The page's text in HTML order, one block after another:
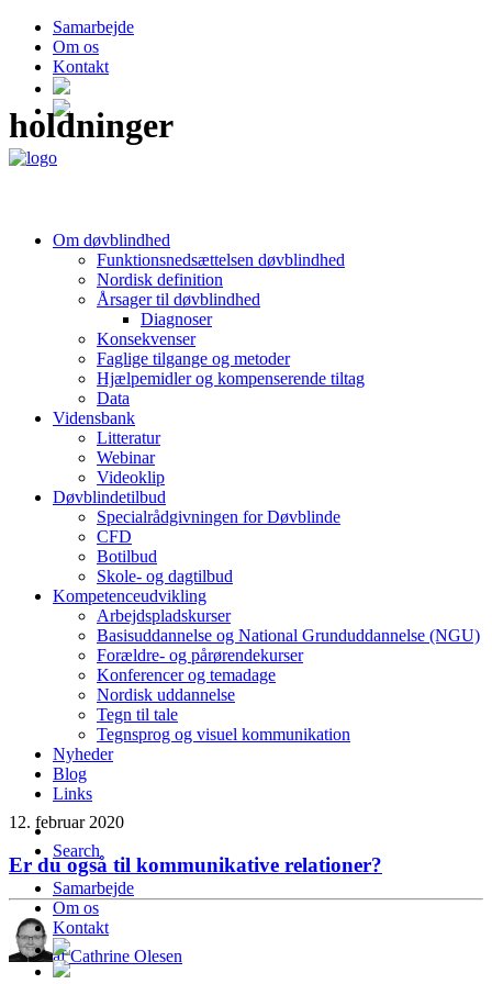
Samarbejde
Om os
Kontakt
Om døvblindhed
Funktionsnedsættelsen døvblindhed
Nordisk definition
Årsager til døvblindhed
Diagnoser
Konsekvenser
Faglige tilgange og metoder
Hjælpemidler og kompenserende tiltag
Data
Vidensbank
Litteratur
Webinar
Videoklip
Døvblindetilbud
Specialrådgivningen for Døvblinde
CFD
Botilbud
Skole- og dagtilbud
Kompetenceudvikling
Arbejdspladskurser
Basisuddannelse og National Grunduddannelse (NGU)
Forældre- og pårørendekurser
Konferencer og temadage
Nordisk uddannelse
Tegn til tale
Tegnsprog og visuel kommunikation
Nyheder
Blog
Links
Search
Samarbejde
Om os
Kontakt
holdninger
12. februar 2020
Er du også til kommunikative relationer?
af Cathrine Olesen